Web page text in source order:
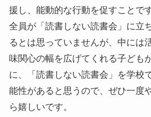
援し、能動的な行動を促すことで
全員が「読書しない読書会」に立
るとは思っていませんが、中には
味関心の幅を広げてくれる子ども
に、「読書しない読書会」を学校
能性があると思うので、ぜひ一度
ら嬉しいです。